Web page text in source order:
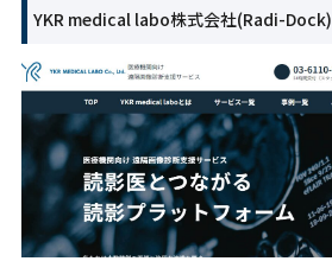
YKR medical labo株式会社(Radi-Dock)